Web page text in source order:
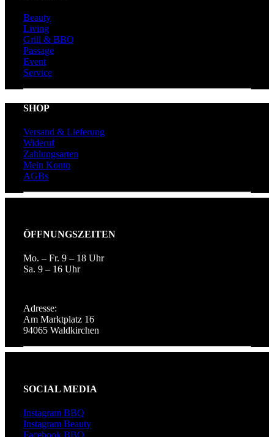
Beauty
Living
Grill & BBQ
Passage
Event
Service
SHOP
Versand & Lieferung
Wideruf
Zahlungsarten
Mein Konto
AGBs
ÖFFNUNGSZEITEN
Mo. – Fr. 9 – 18 Uhr
Sa. 9 – 16 Uhr
Adresse:
Am Marktplatz 16
94065 Waldkirchen
SOCIAL MEDIA
Instagram BBQ
Instagram Beauty
Facebook BBQ